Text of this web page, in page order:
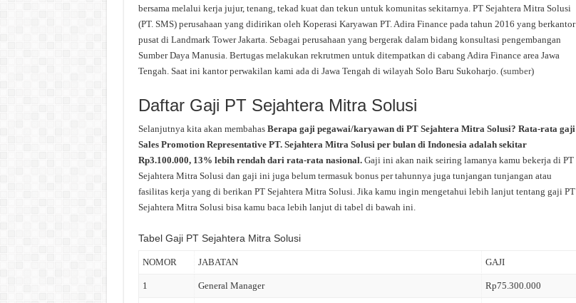
bersama melalui kerja jujur, tenang, tekad kuat dan tekun untuk komunitas sekitarnya. PT Sejahtera Mitra Solusi
(PT. SMS) perusahaan yang didirikan oleh Koperasi Karyawan PT. Adira Finance pada tahun 2016 yang berkantor
pusat di Landmark Tower Jakarta. Sebagai perusahaan yang bergerak dalam bidang konsultasi pengembangan
Sumber Daya Manusia. Bertugas melakukan rekrutmen untuk ditempatkan di cabang Adira Finance area Jawa
Tengah. Saat ini kantor perwakilan kami ada di Jawa Tengah di wilayah Solo Baru Sukoharjo. (sumber)
Daftar Gaji PT Sejahtera Mitra Solusi
Selanjutnya kita akan membahas Berapa gaji pegawai/karyawan di PT Sejahtera Mitra Solusi? Rata-rata gaji
Sales Promotion Representative PT. Sejahtera Mitra Solusi per bulan di Indonesia adalah sekitar
Rp3.100.000, 13% lebih rendah dari rata-rata nasional. Gaji ini akan naik seiring lamanya kamu bekerja di PT
Sejahtera Mitra Solusi dan gaji ini juga belum termasuk bonus per tahunnya juga tunjangan tunjangan atau
fasilitas kerja yang di berikan PT Sejahtera Mitra Solusi. Jika kamu ingin mengetahui lebih lanjut tentang gaji PT
Sejahtera Mitra Solusi bisa kamu baca lebih lanjut di tabel di bawah ini.
Tabel Gaji PT Sejahtera Mitra Solusi
NOMOR JABATAN GAJI
1 General Manager Rp75.300.000